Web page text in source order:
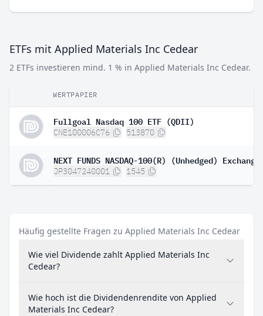
ETFs mit Applied Materials Inc Cedear
2 ETFs investieren mind. 1 % in Applied Materials Inc Cedear.
WERTPAPIER
Fullgoal Nasdaq 100 ETF (QDII)
CNE100006C76 513870
JP3047240001 1545
Häufig gestellte Fragen zu Applied Materials Inc Cedear
Wie viel Dividende zahlt Applied Materials Inc
Cedear?
Wie hoch ist die Dividendenrendite von Applied
Materials Inc Cedear?